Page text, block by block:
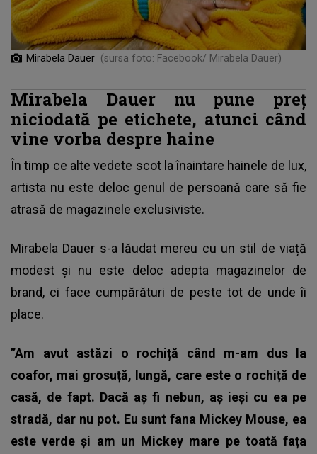
Mirabela Dauer (sursa foto: Facebook/ Mirabela Dauer)
Mirabela Dauer nu pune preț
niciodată pe etichete, atunci când
vine vorba despre haine
În timp ce alte vedete scot la înaintare hainele de lux,
artista nu este deloc genul de persoană care să fie
atrasă de magazinele exclusiviste.
Mirabela Dauer s-a lăudat mereu cu un stil de viață
modest și nu este deloc adepta magazinelor de
brand, ci face cumpărături de peste tot de unde îi
place.
”Am avut astăzi o rochiță când m-am dus la
coafor, mai grosuță, lungă, care este o rochiță de
casă, de fapt. Dacă aș fi nebun, aș ieși cu ea pe
stradă, dar nu pot. Eu sunt fana Mickey Mouse, ea
este verde și am un Mickey mare pe toată fața